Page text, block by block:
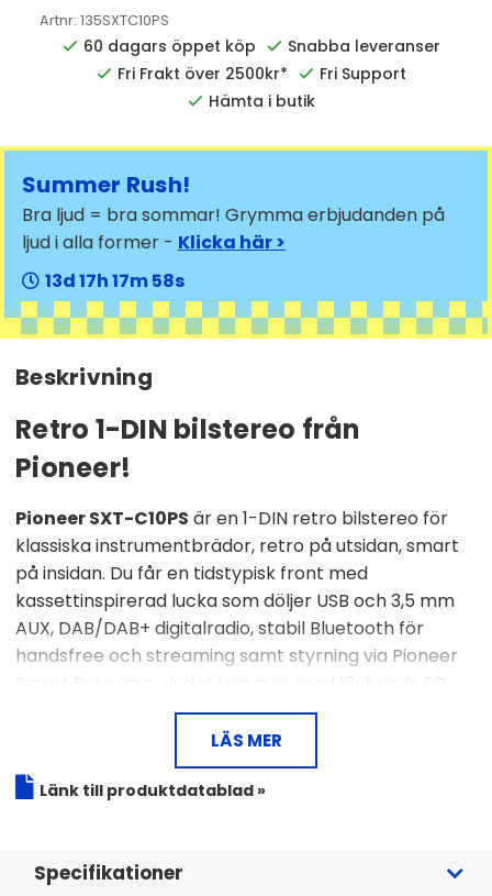
Artnr: 135SXTC10PS
60 dagars öppet köp
Snabba leveranser
Fri Frakt över 2500kr*
Fri Support
Hämta i butik
Summer Rush!
Bra ljud = bra sommar! Grymma erbjudanden på
ljud i alla former - Klicka här >
13
17 17 57
Beskrivning
Retro 1-DIN bilstereo från
Pioneer!
Pioneer SXT-C10PS är en 1-DIN retro bilstereo för
klassiska instrumentbrädor, retro på utsidan, smart
på insidan. Du får en tidstypisk front med
kassettinspirerad lucka som döljer USB och 3,5 mm
AUX, DAB/DAB+ digitalradio, stabil Bluetooth för
handsfree och streaming samt styrning via Pioneer
Smart Sync app. Ljudet trimmas med 13-bands EQ i
enheten, tidsjustering och 3-vägs nätverksläge när
Pioneer Smart Sync app, utökad EQ och tidsjustering
LÄS MER
Länk till produktdatablad »
Specifikationer